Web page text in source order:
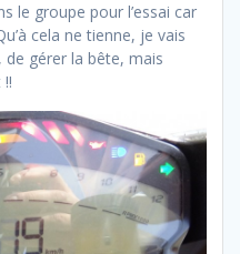
le groupe pour l’essai car
cela ne tienne, je vais
gérer la bête, mais